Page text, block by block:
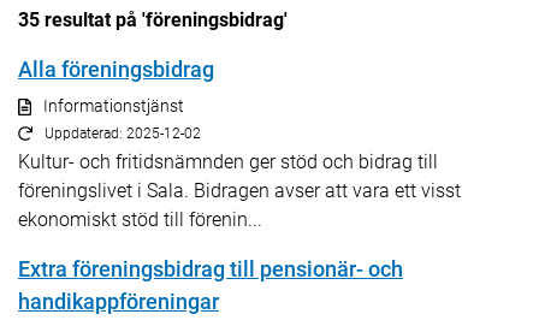
35 resultat på 'föreningsbidrag'
Alla föreningsbidrag
Informationstjänst
Uppdaterad: 2025-12-02
Kultur- och fritidsnämnden ger stöd och bidrag till
föreningslivet i Sala. Bidragen avser att vara ett visst
ekonomiskt stöd till förenin...
Extra föreningsbidrag till pensionär- och
handikappföreningar